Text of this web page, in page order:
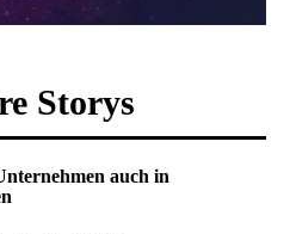
Storys
auch in